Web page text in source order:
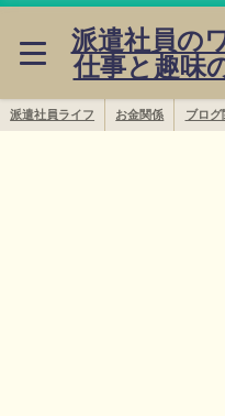
派遣社員の
仕事と趣味
派遣社員ライフ お金関係 ブログ